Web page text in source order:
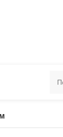
КОЛЬЦА 583